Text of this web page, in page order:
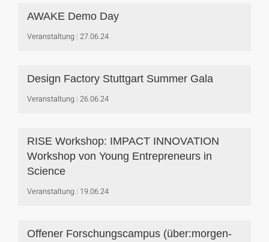
AWAKE Demo Day
Veranstaltung 27.06.24
Design Factory Stuttgart Summer Gala
Veranstaltung 26.06.24
RISE Workshop: IMPACT INNOVATION
Workshop von Young Entrepreneurs in
Science
Veranstaltung 19.06.24
Offener Forschungscampus (über:morgen-